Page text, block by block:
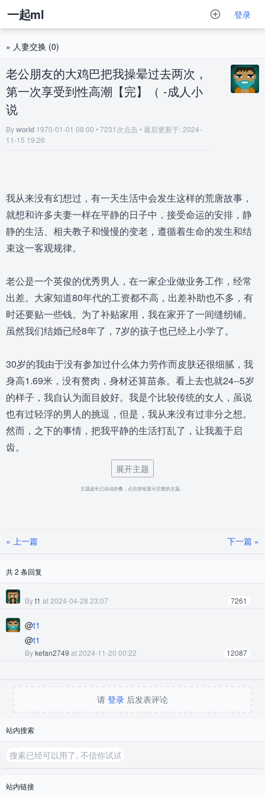
一起ml 登录
» 人妻交换 (0)
老公朋友的大鸡巴把我操晕过去两次，
第一次享受到性高潮【完】（ -成人小
说
Byworld 1970-01-01 08:00 • 7231次点击 • 最后更新于: 2024-
11-15 19:26
我从来没有幻想过，有一天生活中会发生这样的荒唐故事，
就想和许多夫妻一样在平静的日子中，接受命运的安排，静
静的生活、相夫教子和慢慢的变老，遵循着生命的发生和结
束这一客观规律。
老公是一个英俊的优秀男人，在一家企业做业务工作，经常
出差。大家知道80年代的工资都不高，出差补助也不多，有
时还要贴一些钱。为了补贴家用，我在家开了一间缝纫铺。
虽然我们结婚已经8年了，7岁的孩子也已经上小学了。
30岁的我由于没有参加过什么体力劳作而皮肤还很细腻，我
身高1.69米，没有赘肉，身材还算苗条。看上去也就24--5岁
的样子，我自认为面目姣好。我是个比较传统的女人，虽说
也有过轻浮的男人的挑逗，但是，我从来没有过非分之想。
然而，之下的事情，把我平静的生活打乱了，让我羞于启
齿。
那是08年夏天的一个中午，我正在家里为客户赶制一件套
他让进屋里，以为他也是来做服装的，就引导他往工作间
面颊贴在我的脸上， 在我的耳边喃喃的说“我太喜欢你了，从
我认识你的时候起，你的身影就令我挥之不去。在我和老婆
了，我实在忍不住了。求你了！给我吧， 我知道这样会对不
起大哥的，但是，如果得不到你，我会崩溃的”。他的声音有
搂住，胯部紧贴着臀部，那是什么感觉啊？我不由得身体一
震，就想将他推离我的身体，由于他紧紧地环抱着我，我的
手也不能使出很大的力气，只能向后推，这一下正好推在了
展开主题
主题超长已自动折叠，点击按钮显示完整的主题。
« 上一篇 下一篇 »
共 2 条回复
Byt1 at 2024-04-28 23:07 7261
@t1
@t1
Bykefan2749 at 2024-11-20 00:22 12087
请 登录 后发表评论
站内搜索
站内链接